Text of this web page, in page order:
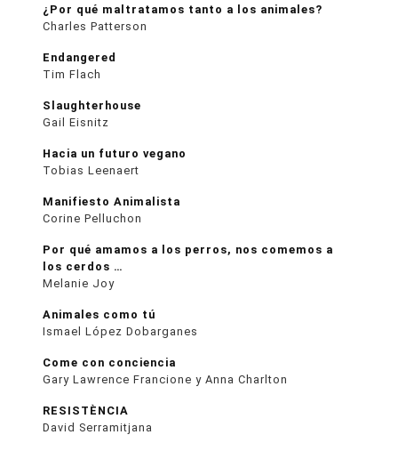
¿Por qué maltratamos tanto a los animales?
Charles Patterson
Endangered
Tim Flach
Slaughterhouse
Gail Eisnitz
Hacia un futuro vegano
Tobias Leenaert
Manifiesto Animalista
Corine Pelluchon
Por qué amamos a los perros, nos comemos a
los cerdos …
Melanie Joy
Animales como tú
Ismael López Dobarganes
Come con conciencia
Gary Lawrence Francione y Anna Charlton
RESISTÈNCIA
David Serramitjana